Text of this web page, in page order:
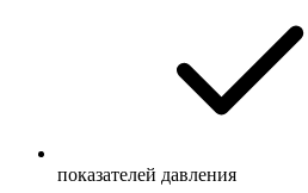
показателей давления